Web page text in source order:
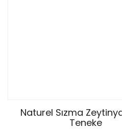
Naturel Sızma
Teneke